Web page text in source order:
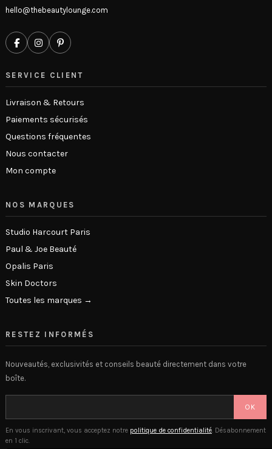
hello@thebeautylounge.com
SERVICE CLIENT
Livraison & Retours
Paiements sécurisés
Questions fréquentes
Nous contacter
Mon compte
NOS MARQUES
Studio Harcourt Paris
Paul & Joe Beauté
Opalis Paris
Skin Doctors
Toutes les marques →
RESTEZ INFORMÉS
Nouveautés, exclusivités et conseils beauté directement dans votre
boîte.
OK
En vous inscrivant, vous acceptez notre politique de confidentialité. Désabonnement
en 1 clic.